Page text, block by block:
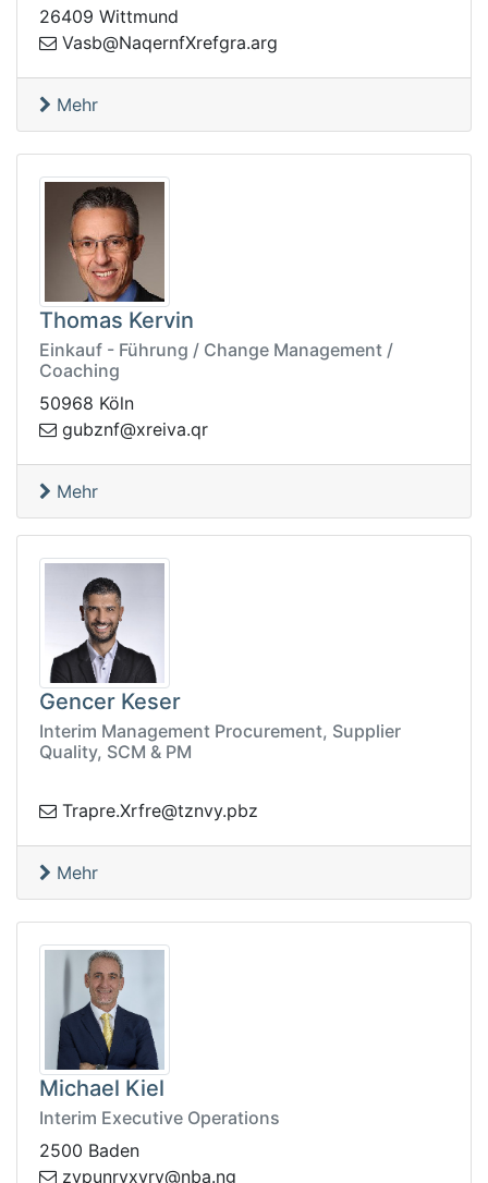
26409 Wittmund
gra.argferXfnreqaN@bs
aV
Mehr
Thomas Kervin
Einkauf - Führung / Change Management /
Coaching
50968 Köln
rq.avierx@f
nzbug
Mehr
Gencer Keser
Interim Management Procurement, Supplier
Quality, SCM & PM
zbp.yvnzt
@erfrX.erparT
Mehr
Michael Kiel
Interim Executive Operations
2500 Baden
gn.abn@yrvxy
rnupvz